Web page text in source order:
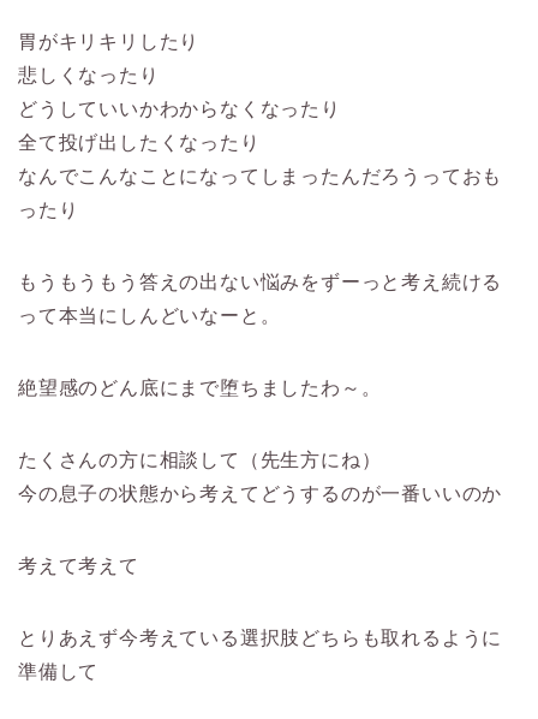
胃がキリキリしたり
悲しくなったり
どうしていいかわからなくなったり
全て投げ出したくなったり
なんでこんなことになってしまったんだろうっておも
ったり
もうもうもう答えの出ない悩みをずーっと考え続ける
って本当にしんどいなーと。
絶望感のどん底にまで堕ちましたわ～。
たくさんの方に相談して（先生方にね）
今の息子の状態から考えてどうするのが一番いいのか
考えて考えて
とりあえず今考えている選択肢どちらも取れるように
準備して